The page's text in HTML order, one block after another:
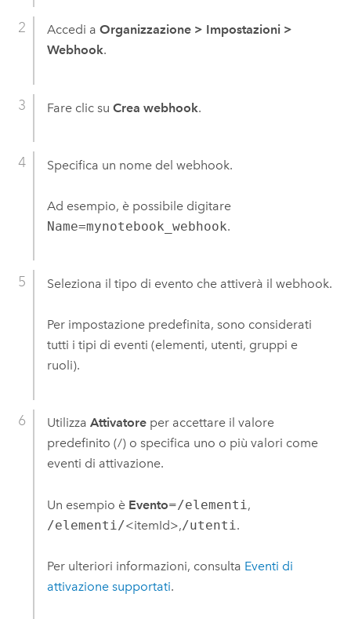
Accedi a Organizzazione > Impostazioni >
Webhook.
Fare clic su Crea webhook.
Specifica un nome del webhook.
Ad esempio, è possibile digitare
Name=mynotebook_webhook.
Seleziona il tipo di evento che attiverà il webhook.
Per impostazione predefinita, sono considerati
tutti i tipi di eventi (elementi, utenti, gruppi e
ruoli).
Utilizza Attivatoreper accettare il valore
predefinito (/) o specifica uno o più valori come
eventi di attivazione.
Un esempio è Evento=/elementi ,
/elementi/<itemId>,/utenti .
Per ulteriori informazioni, consulta Eventi di
attivazione supportati.